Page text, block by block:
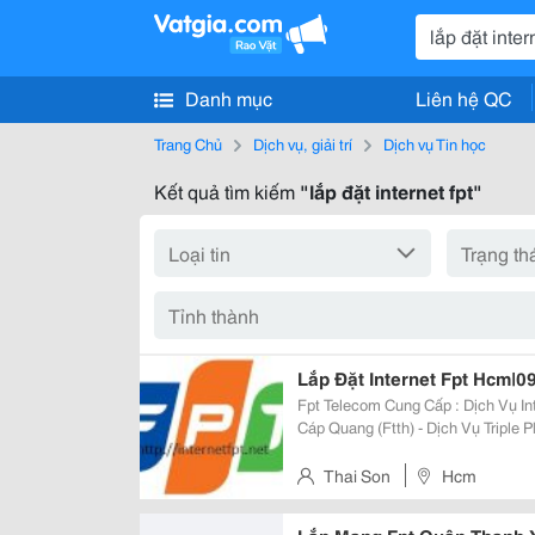
Danh mục Liên hệ QC
Trang Chủ Dịch vụ, giải trí Dịch vụ Tin học
Kết quả tìm kiếm "lắp đặt internet fpt"
Lắp Đặt Internet Fpt
Fpt Telecom Cung Cấp : Dịch Vụ
Cáp Quang (Ftth) - Dịch Vụ Triple
Liên Hệ: Công Ty
Thai Son Hcm